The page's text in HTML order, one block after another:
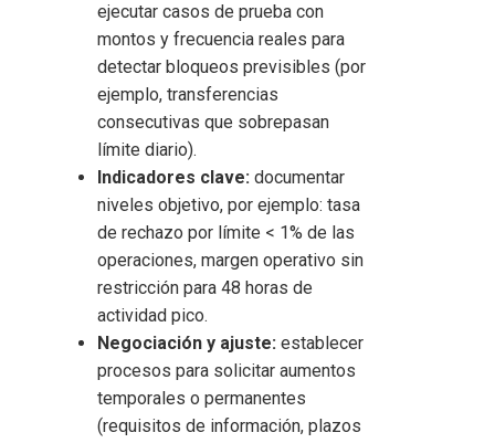
ejecutar casos de prueba con
montos y frecuencia reales para
detectar bloqueos previsibles (por
ejemplo, transferencias
consecutivas que sobrepasan
límite diario).
Indicadores clave: documentar
niveles objetivo, por ejemplo: tasa
de rechazo por límite < 1% de las
operaciones, margen operativo sin
restricción para 48 horas de
actividad pico.
Negociación y ajuste: establecer
procesos para solicitar aumentos
temporales o permanentes
(requisitos de información, plazos